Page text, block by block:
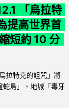
「烏拉特
提高世界首
短約 10 分
拉特克的詛咒」將
島」、地城「毒牙